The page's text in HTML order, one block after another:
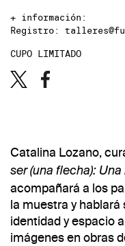
+ información:
Registro:
CUPO LIMITADO
Catalina Lozano,
ser (una flecha):
acompañará a los
la muestra y
identidad y espacio
imágenes en obras